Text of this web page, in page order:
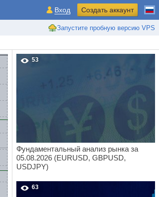
Запустите пробную версию VPS
Вход Создать аккаунт
53
Фундаментальный анализ рынка за
05.08.2026 (EURUSD, GBPUSD,
USDJPY)
63